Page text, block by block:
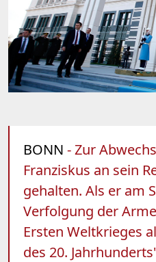
BONN - Zur
Franziskus an sein
gehalten. Als er am
Verfolgung der
Ersten Weltkrieges
des 20.